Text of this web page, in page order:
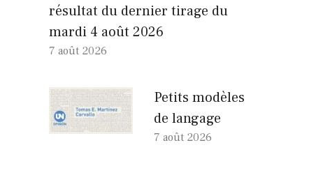
résultat du dernier tirage du
mardi 4 août 2026
7 août 2026
Petits modèles
de langage
7 août 2026